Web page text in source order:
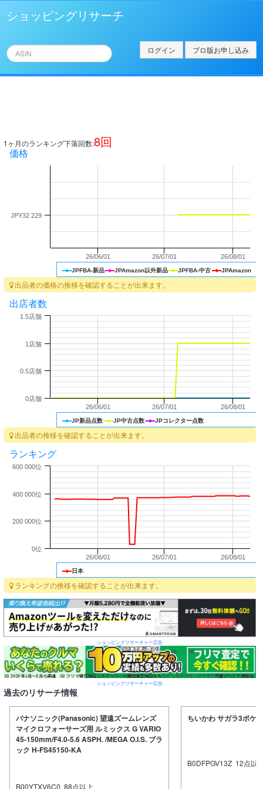
ショッピングリサーチ
ログイン プロ版お申し込み
1ヶ月のランキング下落回数:8回
価格
JPFBA-新品 JPAmazon以外新品 JPFBA-中古 JPAmazon
26/06/01 26/07/01 26/08/01
JPY32 229
出品者の価格の推移を確認することが出来ます。
出店者数
JP新品点数 JP中古点数 JPコレクター点数
26/06/01 26/07/01 26/08/01
0店舗
0.5店舗
1店舗
1.5店舗
出品者の推移を確認することが出来ます。
ランキング
日本
26/06/01 26/07/01 26/08/01
0位
200 000位
400 000位
600 000位
ランキングの推移を確認することが出来ます。
ショッピングリサーチャー広告
ショッピングリサーチャー広告
過去のリサーチ情報
パナソニック(Panasonic) 望遠ズームレンズ
マイクロフォーサーズ用 ルミックス G VARIO
45-150mm/F4.0-5.6 ASPH. /MEGA O.I.S. ブラ
ック H-FS45150-KA
B00YTXV6C0 88点以上
ちいかわ サガラ3ポケ
B0DFPGV13Z 12点以